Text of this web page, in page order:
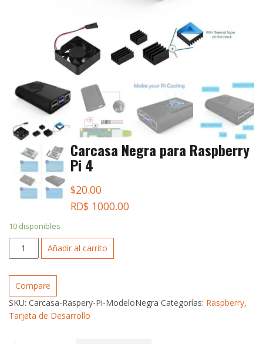
Carcasa Negra para Raspberry
Pi 4
$20.00
RD$ 1000.00
10 disponibles
Carcasa
Negra
Raspberry
Pi
4
cantidad
Añadir al carrito
Compare
SKU: Carcasa-Raspery-Pi-ModeloNegra Categorías: Raspberry,
Tarjeta de Desarrollo